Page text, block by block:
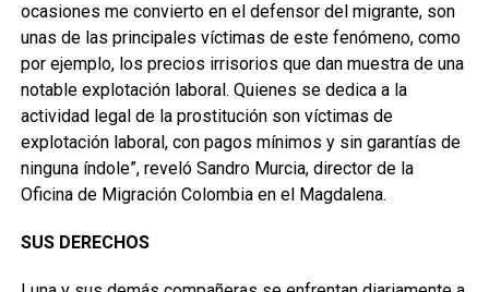
ocasiones me convierto en el defensor del migrante, son
unas de las principales víctimas de este fenómeno, como
por ejemplo, los precios irrisorios que dan muestra de una
notable explotación laboral. Quienes se dedica a la
actividad legal de la prostitución son víctimas de
explotación laboral, con pagos mínimos y sin garantías de
ninguna índole”, reveló Sandro Murcia, director de la
Oficina de Migración Colombia en el Magdalena.
SUS DERECHOS